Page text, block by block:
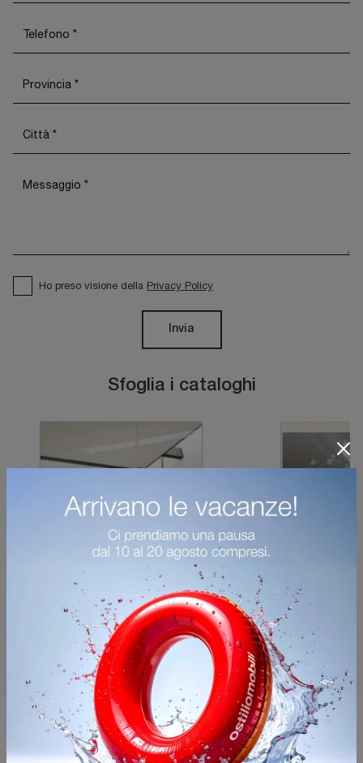
Sfoglia i cataloghi
Ho preso visione della Privacy Policy
Invia
Potrebbero piacerti anche